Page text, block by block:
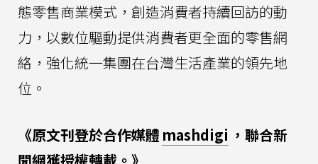
態零售商業模式，創造消費者持續回訪的動
力，以數位驅動提供消費者更全面的零售網
絡，強化統一集團在台灣生活產業的領先地
位。
《原文刊登於合作媒體 mashdigi ，聯合新
聞網獲授權轉載。》